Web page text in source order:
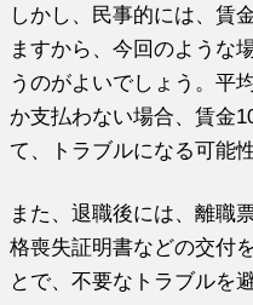
しかし、民事的には、賃
ますから、今回のような
うのがよいでしょう。平
か支払わない場合、賃金
て、トラブルになる可能
また、退職後には、離職
格喪失証明書などの交付
とで、不要なトラブルを